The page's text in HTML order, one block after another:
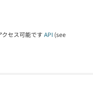
セス可能です API (see